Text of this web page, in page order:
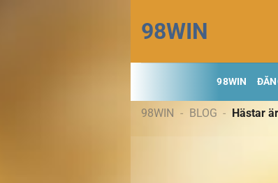
đến
nội
dung
98WIN
98WIN
98WIN - BLOG - Hästar